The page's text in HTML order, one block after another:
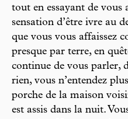
tout en essayant de vous
sensation d’être ivre au
que vous vous affaissez
presque par terre, en
continue de vous parler,
rien, vous n’entendez
porche de la maison
est assis dans la nuit.